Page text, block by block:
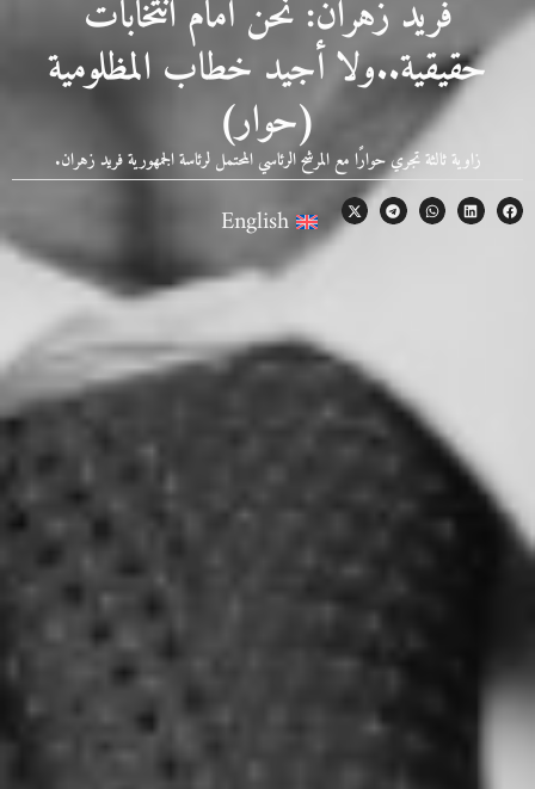
فريد زهران: نحن أمام انتخابات
حقيقية..ولا أجيد خطاب المظلومية
(حوار)
زاوية ثالثة تجري حوارًا مع المرشح الرئاسي المحتمل لرئاسة الجمهورية فريد زهران.
English